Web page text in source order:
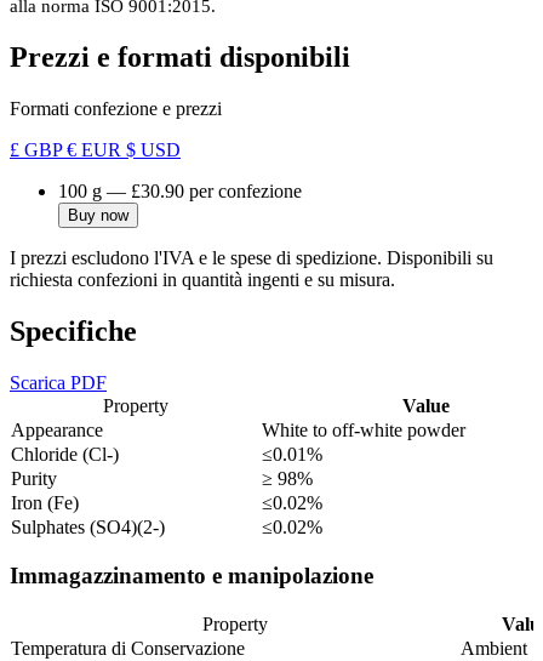
alla norma ISO 9001:2015.
Prezzi e formati disponibili
Formati confezione e prezzi
£ GBP€ EUR $ USD
100 g — £30.90 per confezione
Buy now
I prezzi escludono l'IVA e le spese di spedizione. Disponibili su
richiesta confezioni in quantità ingenti e su misura.
Specifiche
Scarica PDF
Property
Value
Appearance
White to off-white powder
Chloride (Cl-)
≤0.01%
Purity
≥ 98%
Iron (Fe)
≤0.02%
Sulphates (SO4)(2-)
≤0.02%
Immagazzinamento e manipolazione
Property
Temperatura di Conservazione
Ambient